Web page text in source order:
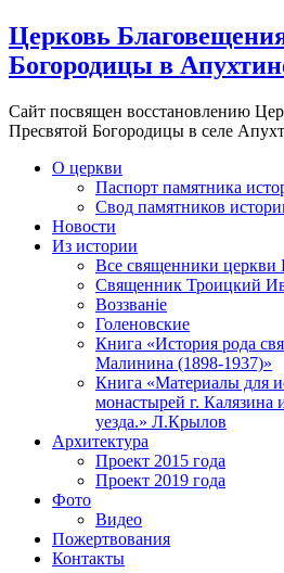
Церковь
Богородицы в
Сайт посвящен восстановлению
Пресвятой Богородицы в селе
О церкви
Паспорт памятника
Свод памятников
Новости
Из истории
Все священники церкви
Священник Троицкий
Воззванiе
Голеновские
Книга «История рода
Малинина (1898-1937)»
Книга «Материалы для
монастырей г. Калязина
уезда.» Л.Крылов
Архитектура
Проект 2015 года
Проект 2019 года
Фото
Видео
Пожертвования
Контакты